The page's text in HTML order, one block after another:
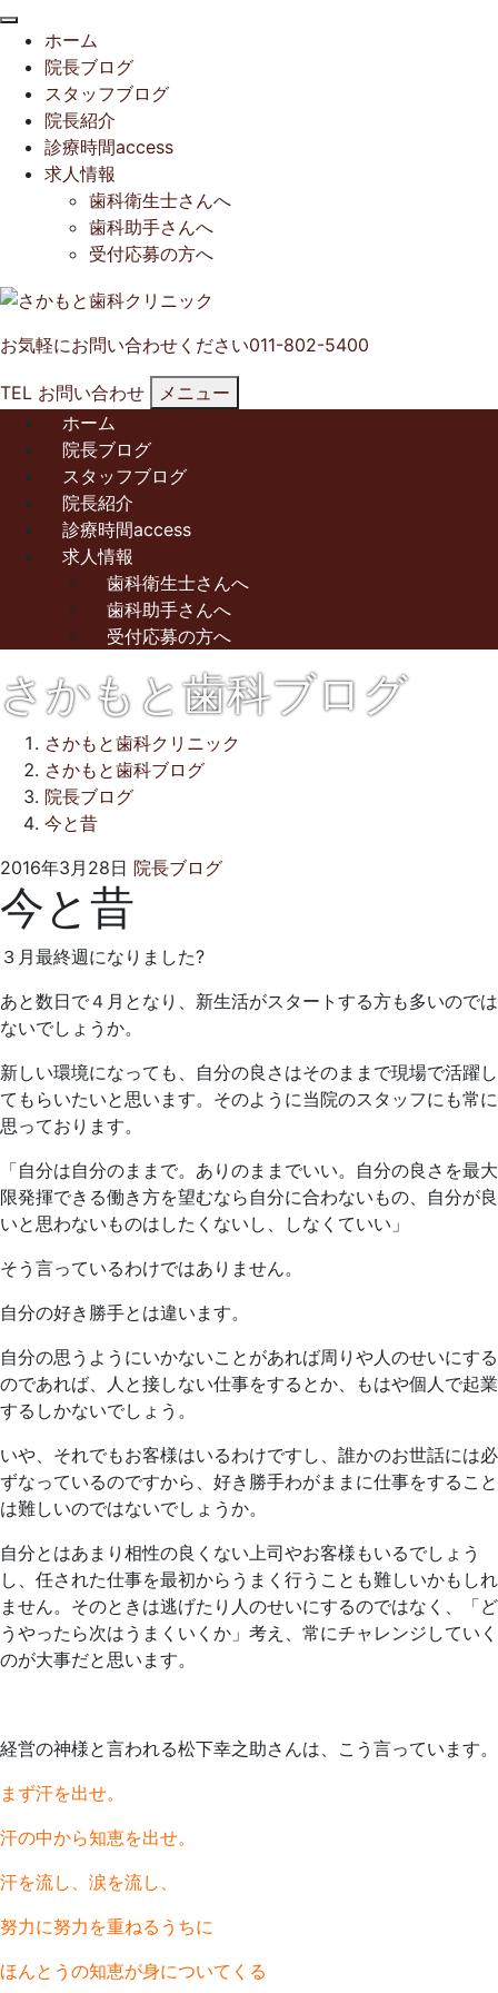
ホーム
院長ブログ
スタッフブログ
院長紹介
診療時間access
求人情報
歯科衛生士さんへ
歯科助手さんへ
受付応募の方へ
お気軽にお問い合わせください011-802-5400
TEL お問い合わせ
メニュー
ホーム
院長ブログ
スタッフブログ
院長紹介
診療時間access
求人情報
歯科衛生士さんへ
歯科助手さんへ
受付応募の方へ
さかもと歯科ブログ
さかもと歯科クリニック
さかもと歯科ブログ
院長ブログ
今と昔
2016年3月28日 院長ブログ2021
日
さ
科
ニ
ッ
今と昔
３月最終週になりました?
あと数日で４月となり、新生活がスタートする方も多いのでは
ないでしょうか。
新しい環境になっても、自分の良さはそのままで現場で活躍し
てもらいたいと思います。そのように当院のスタッフにも常に
思っております。
「自分は自分のままで。ありのままでいい。自分の良さを最大
限発揮できる働き方を望むなら自分に合わないもの、自分が良
いと思わないものはしたくないし、しなくていい」
そう言っているわけではありません。
自分の好き勝手とは違います。
自分の思うようにいかないことがあれば周りや人のせいにする
のであれば、人と接しない仕事をするとか、もはや個人で起業
するしかないでしょう。
いや、それでもお客様はいるわけですし、誰かのお世話には必
ずなっているのですから、好き勝手わがままに仕事をすること
は難しいのではないでしょうか。
自分とはあまり相性の良くない上司やお客様もいるでしょう
し、任された仕事を最初からうまく行うことも難しいかもしれ
ません。そのときは逃げたり人のせいにするのではなく、「ど
うやったら次はうまくいくか」考え、常にチャレンジしていく
のが大事だと思います。
経営の神様と言われる松下幸之助さんは、こう言っています。
まず汗を出せ。
汗の中から知恵を出せ。
汗を流し、涙を流し、
努力に努力を重ねるうちに
ほんとうの知恵が身についてくる